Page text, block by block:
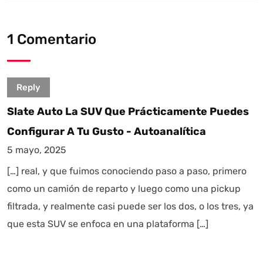
1 Comentario
Reply
Slate Auto La SUV Que Prácticamente Puedes
Configurar A Tu Gusto - Autoanalítica
5 mayo, 2025
[…] real, y que fuimos conociendo paso a paso, primero
como un camión de reparto y luego como una pickup
filtrada, y realmente casi puede ser los dos, o los tres, ya
que esta SUV se enfoca en una plataforma […]